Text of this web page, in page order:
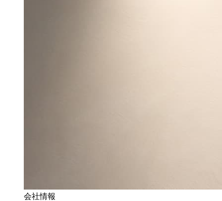
会社情報